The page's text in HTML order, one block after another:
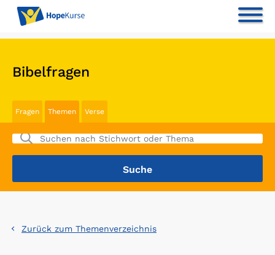
Bibelfragen
Fragen Themen Verse
Zurück zum Themenverzeichnis